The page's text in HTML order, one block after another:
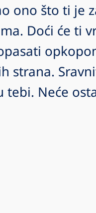
ono što ti je
Doći će ti
strana.
tebi. Neće